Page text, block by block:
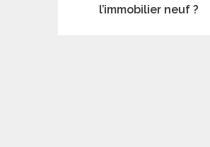
del’immobilier neuf ?